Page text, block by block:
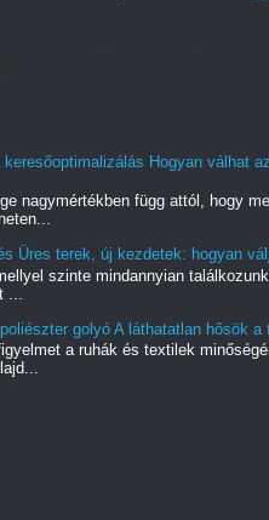
Hogyan válhat
nagymértékben függ attól, hogy
Üres terek, új kezdetek: hogyan
szinte mindannyian
golyó A láthatatlan hősök a
a ruhák és textilek